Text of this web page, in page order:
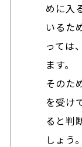
めに入
いるた
っては
ます。
そのた
を受け
ると判
しょう。